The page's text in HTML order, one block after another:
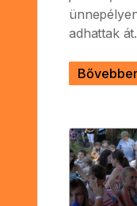
adhattak át.